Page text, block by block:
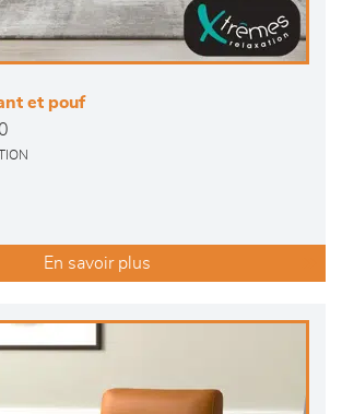
et pouf
En savoir plus